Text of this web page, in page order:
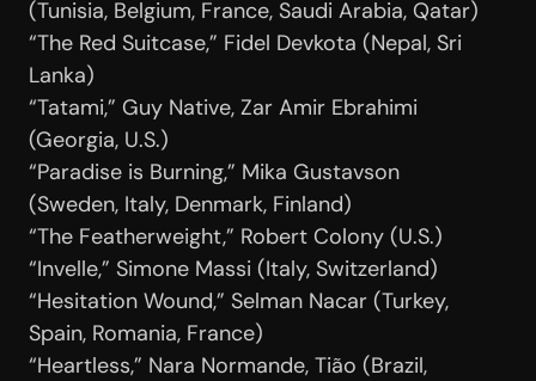
(Tunisia, Belgium, France, Saudi Arabia, Qatar)
“The Red Suitcase,” Fidel Devkota (Nepal, Sri
Lanka)
“Tatami,” Guy Native, Zar Amir Ebrahimi
(Georgia, U.S.)
“Paradise is Burning,” Mika Gustavson
(Sweden, Italy, Denmark, Finland)
“The Featherweight,” Robert Colony (U.S.)
“Invelle,” Simone Massi (Italy, Switzerland)
“Hesitation Wound,” Selman Nacar (Turkey,
Spain, Romania, France)
“Heartless,” Nara Normande, Tião (Brazil,